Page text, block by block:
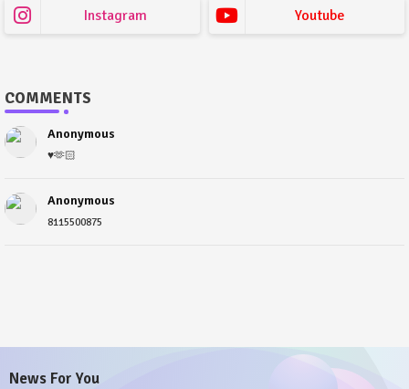
Instagram Youtube
COMMENTS
Anonymous
♥️🫶🏻
Anonymous
8115500875
News For You